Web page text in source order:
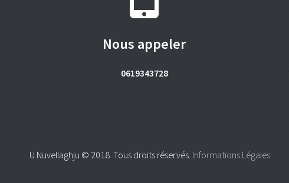
Nous appeler
0619343728
U Nuvellaghju © 2018. Tous droits réservés. Informations Légales